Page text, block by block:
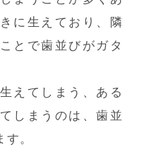
に生えており、隣
とで歯並びがガタ
えてしまう、ある
しまうのは、歯並
。